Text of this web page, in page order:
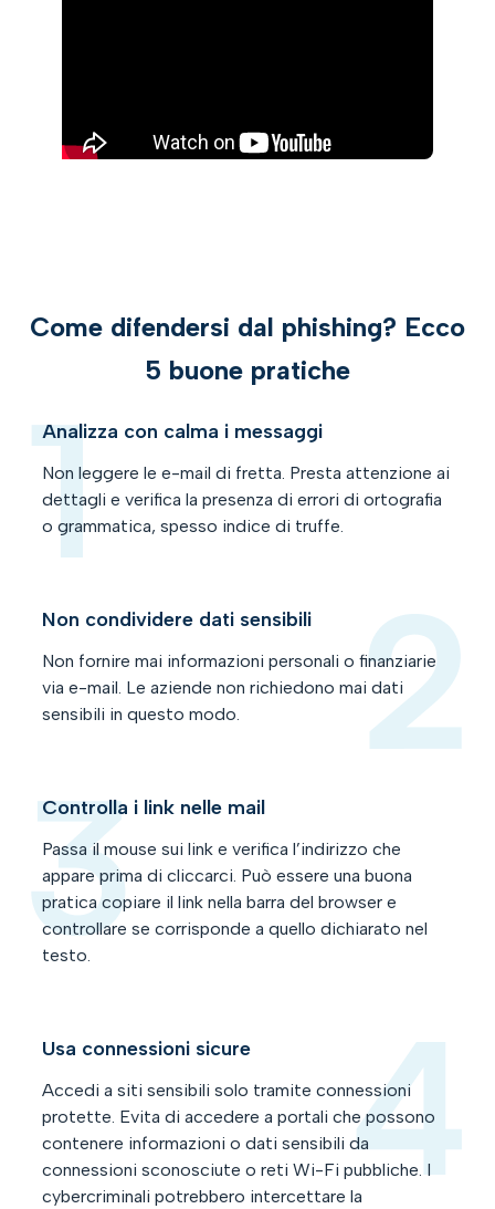
Come difendersi dal phishing? Ecco
5 buone pratiche
Analizza con calma i messaggi
Non leggere le e-mail di fretta. Presta attenzione ai
dettagli e verifica la presenza di errori di ortografia
o grammatica, spesso indice di truffe.
Non condividere dati sensibili
Non fornire mai informazioni personali o finanziarie
via e-mail. Le aziende non richiedono mai dati
sensibili in questo modo.
Controlla i link nelle mail
Passa il mouse sui link e verifica l’indirizzo che
appare prima di cliccarci. Può essere una buona
pratica copiare il link nella barra del browser e
controllare se corrisponde a quello dichiarato nel
testo.
Usa connessioni sicure
Accedi a siti sensibili solo tramite connessioni
protette. Evita di accedere a portali che possono
contenere informazioni o dati sensibili da
connessioni sconosciute o reti Wi-Fi pubbliche. I
cybercriminali potrebbero intercettare la